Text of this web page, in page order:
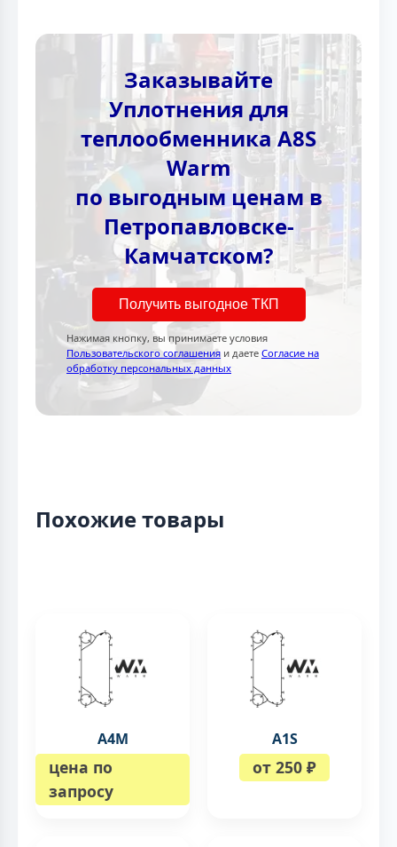
Заказывайте
Уплотнения для
теплообменника A8S
Warm
по выгодным ценам в
Петропавловске-
Камчатском?
Получить выгодное ТКП
Нажимая кнопку, вы принимаете условия
Пользовательского соглашения и даете Согласие на
обработку персональных данных
Похожие товары
A4M
цена по
запросу
A1S
от 250 ₽